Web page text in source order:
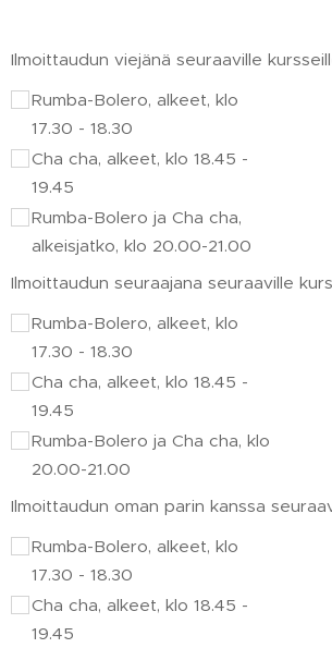
Ilmoittaudun viejänä seuraaville
Rumba-Bolero, alkeet, klo
17.30 - 18.30
Cha cha, alkeet, klo 18.45 -
19.45
Rumba-Bolero ja Cha cha,
alkeisjatko, klo 20.00-21.00
Ilmoittaudun seuraajana seuraaville
Rumba-Bolero, alkeet, klo
17.30 - 18.30
Cha cha, alkeet, klo 18.45 -
19.45
Rumba-Bolero ja Cha cha, klo
20.00-21.00
Ilmoittaudun oman parin kanssa
Rumba-Bolero, alkeet, klo
17.30 - 18.30
Cha cha, alkeet, klo 18.45 -
19.45